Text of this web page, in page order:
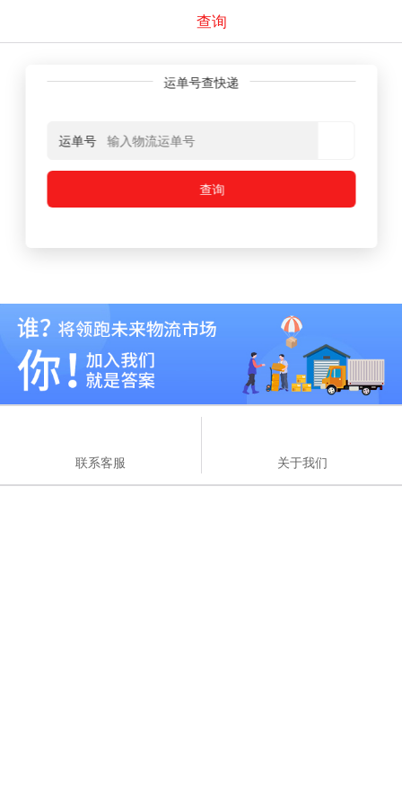
查询
运单号查快递
运单号
查询
联系客服 关于我们